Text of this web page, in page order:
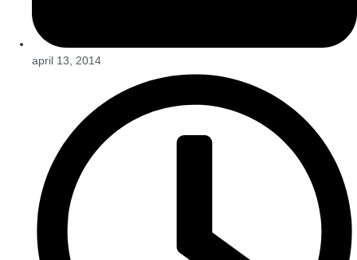
april 13, 2014